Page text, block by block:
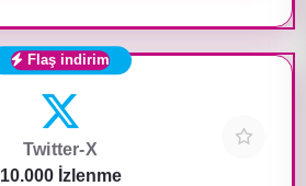
Flaş indirim
Twitter-X
10.000 İzlenme